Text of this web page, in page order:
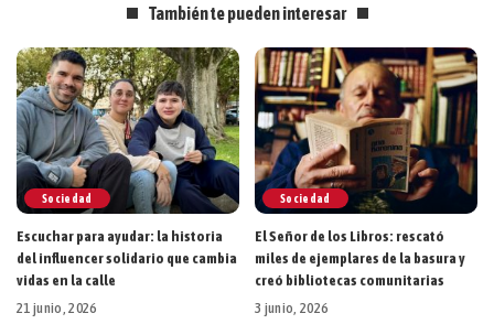
También te pueden interesar
Sociedad
Escuchar para ayudar: la historia
del influencer solidario que cambia
vidas en la calle
21 junio, 2026
Sociedad
El Señor de los Libros: rescató
miles de ejemplares de la basura y
creó bibliotecas comunitarias
3 junio, 2026